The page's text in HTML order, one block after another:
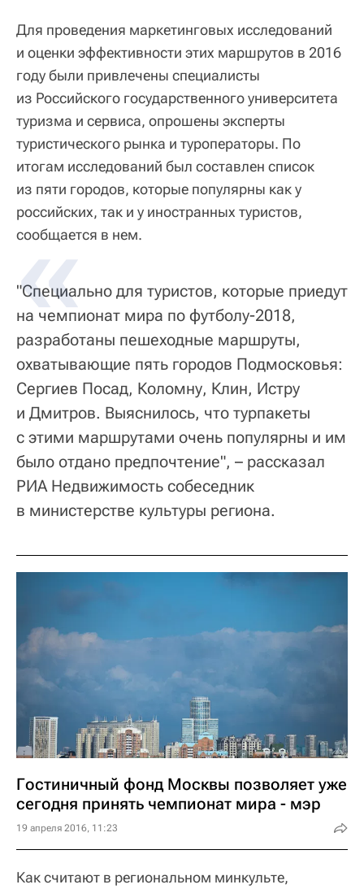
Для проведения маркетинговых исследований
и оценки эффективности этих маршрутов в 2016
году были привлечены специалисты
из Российского государственного университета
туризма и сервиса, опрошены эксперты
туристического рынка и туроператоры. По
итогам исследований был составлен список
из пяти городов, которые популярны как у
российских, так и у иностранных туристов,
сообщается в нем.
"Специально для туристов, которые приедут
на чемпионат мира по футболу-2018,
разработаны пешеходные маршруты,
охватывающие пять городов Подмосковья:
Сергиев Посад, Коломну, Клин, Истру
и Дмитров. Выяснилось, что турпакеты
с этими маршрутами очень популярны и им
было отдано предпочтение", – рассказал
РИА Недвижимость собеседник
в министерстве культуры региона.
Гостиничный фонд Москвы позволяет уже
сегодня принять чемпионат мира - мэр
19 апреля 2016, 11:23
Как считают в региональном минкульте,